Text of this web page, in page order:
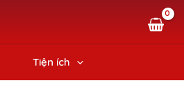
Tiện ích